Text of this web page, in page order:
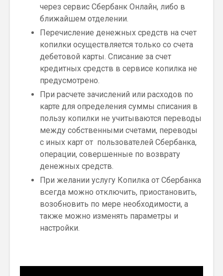
через сервис Сбербанк Онлайн, либо в
ближайшем отделении.
Перечисление денежных средств на счет
копилки осуществляется только со счета
дебетовой карты. Списание за счет
кредитных средств в сервисе копилка не
предусмотрено.
При расчете зачислений или расходов по
карте для определения суммы списания в
пользу копилки не учитываются переводы
между собственными счетами, переводы
с иных карт от пользователей Сбербанка,
операции, совершенные по возврату
денежных средств.
При желании услугу Копилка от Сбербанка
всегда можно отключить, приостановить,
возобновить по мере необходимости, а
также можно изменять параметры и
настройки.